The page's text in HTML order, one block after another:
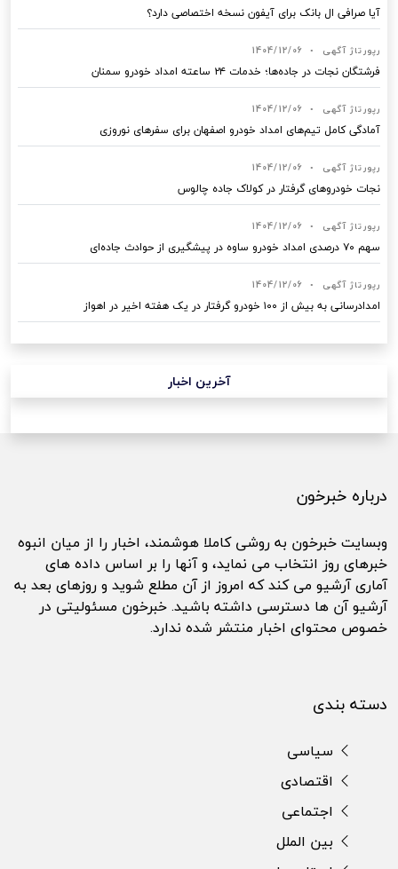
آیا صرافی ال بانک برای آیفون نسخه اختصاصی دارد؟
رپورتاژ آگهی •
1404/12/06
فرشتگان نجات در جاده‌ها؛ خدمات ۲۴ ساعته امداد خودرو سمنان
رپورتاژ آگهی •
1404/12/06
آمادگی کامل تیم‌های امداد خودرو اصفهان برای سفرهای نوروزی
رپورتاژ آگهی •
1404/12/06
نجات خودروهای گرفتار در کولاک جاده چالوس
رپورتاژ آگهی •
1404/12/06
سهم ۷۰ درصدی امداد خودرو ساوه در پیشگیری از حوادث جاده‌ای
رپورتاژ آگهی •
1404/12/06
امدادرسانی به بیش از ۱۰۰ خودرو گرفتار در یک هفته اخیر در اهواز
آخرین اخبار
درباره خبرخون
وبسایت خبرخون به روشی کاملا هوشمند، اخبار را از میان انبوه
خبرهای روز انتخاب می نماید، و آنها را بر اساس داده های
آماری آرشیو می کند که امروز از آن مطلع شوید و روزهای بعد به
آرشیو آن ها دسترسی داشته باشید. خبرخون مسئولیتی در
خصوص محتوای اخبار منتشر شده ندارد.
دسته بندی
سیاسی
اقتصادی
اجتماعی
بین الملل